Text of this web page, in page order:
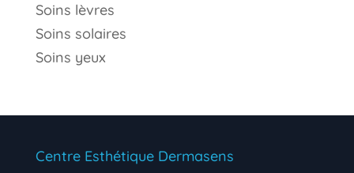
Soins lèvres
Soins solaires
Soins yeux
Centre Esthétique Dermasens